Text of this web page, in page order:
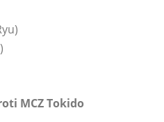
MCZ Tokido